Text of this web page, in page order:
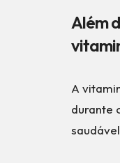
Além
A
durante